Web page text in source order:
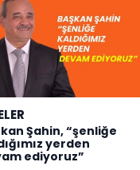
Şahin, “şenliğe
yerden
ediyoruz”